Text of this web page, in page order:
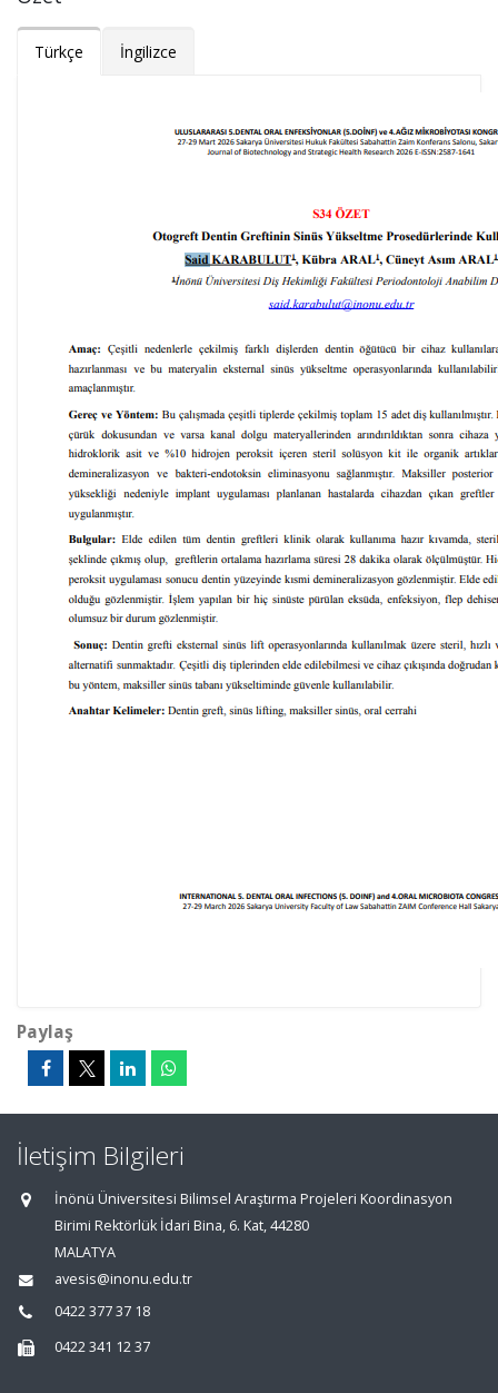
Türkçe İngilizce
Paylaş
İletişim Bilgileri
İnönü Üniversitesi Bilimsel Araştırma Projeleri Koordinasyon
Birimi Rektörlük İdari Bina, 6. Kat, 44280
MALATYA
avesis@inonu.edu.tr
0422 377 37 18
0422 341 12 37